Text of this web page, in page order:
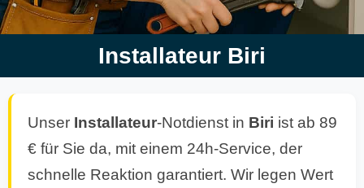
Installateur Biri
Unser Installateur-Notdienst in Biri ist ab 89
€ für Sie da, mit einem 24h-Service, der
schnelle Reaktion garantiert. Wir legen Wert